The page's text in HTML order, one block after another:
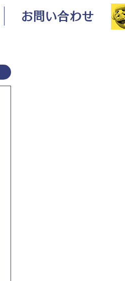
お問い合わせ